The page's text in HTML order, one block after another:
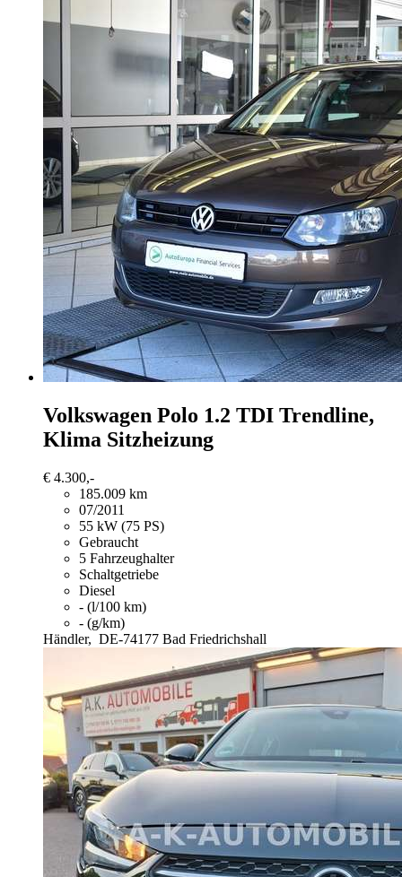
Volkswagen Polo 1.2 TDI Trendline,
Klima Sitzheizung
€ 4.300,-
185.009 km
07/2011
55 kW (75 PS)
Gebraucht
5 Fahrzeughalter
Schaltgetriebe
Diesel
- (l/100 km)
- (g/km)
Händler, DE-74177 Bad Friedrichshall